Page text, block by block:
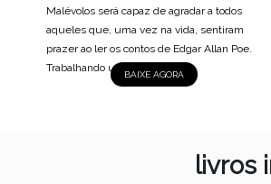
Malévolos será capaz de agradar a todos
aqueles que, uma vez na vida, sentiram
prazer ao ler os contos de Edgar Allan Poe.
Trabalhando uma...
BAIXE AGORA
livros